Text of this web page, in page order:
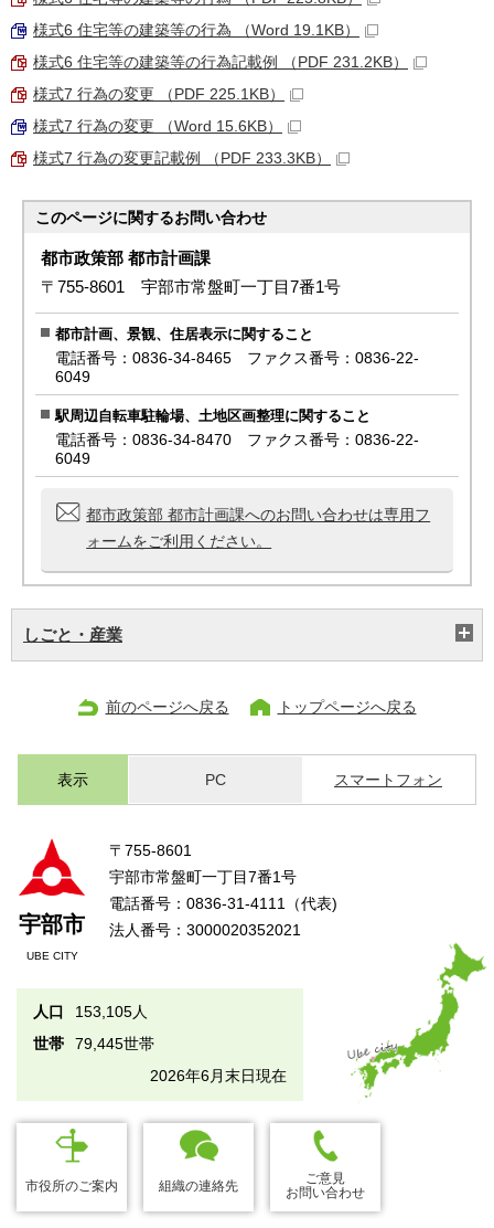
様式6 住宅等の建築等の行為 （Word 19.1KB）
様式6 住宅等の建築等の行為記載例 （PDF 231.2KB）
様式7 行為の変更 （PDF 225.1KB）
様式7 行為の変更 （Word 15.6KB）
様式7 行為の変更記載例 （PDF 233.3KB）
このページに関するお問い合わせ
都市政策部 都市計画課
〒755-8601 宇部市常盤町一丁目7番1号
都市計画、景観、住居表示に関すること
電話番号：0836-34-8465 ファクス番号：0836-22-
6049
駅周辺自転車駐輪場、土地区画整理に関すること
電話番号：0836-34-8470 ファクス番号：0836-22-
6049
都市政策部 都市計画課へのお問い合わせは専用フ
ォームをご利用ください。
しごと・産業
前のページへ戻る トップページへ戻る
表示 PC スマートフォン
宇部市
UBE CITY
〒755-8601
宇部市常盤町一丁目7番1号
電話番号：0836-31-4111（代表)
法人番号：3000020352021
人口
153,105人
世帯
79,445世帯
2026年6月末日現在
市役所のご案内 組織の連絡先
ご意見
お問い合わせ